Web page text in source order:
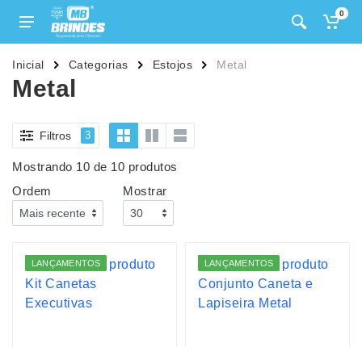
0
Inicial Categorias Estojos Metal
Metal
Filtros 3
Mostrando 10 de 10 produtos
Ordem
Mostrar
LANÇAMENTOS LANÇAMENTOS